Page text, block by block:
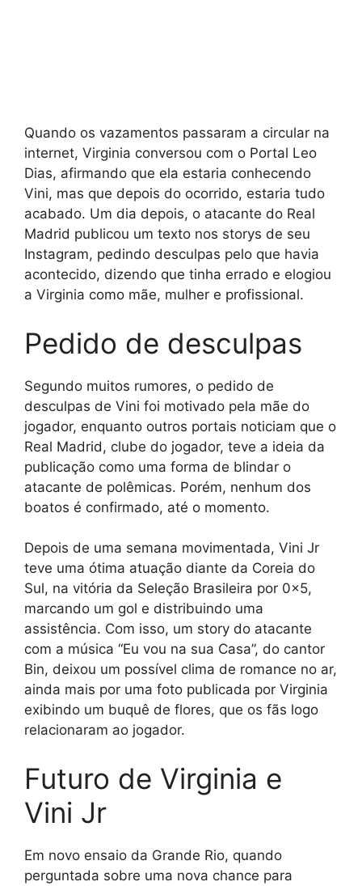
Quando os vazamentos passaram a circular na
internet, Virginia conversou com o Portal Leo
Dias, afirmando que ela estaria conhecendo
Vini, mas que depois do ocorrido, estaria tudo
acabado. Um dia depois, o atacante do Real
Madrid publicou um texto nos storys de seu
Instagram, pedindo desculpas pelo que havia
acontecido, dizendo que tinha errado e elogiou
a Virginia como mãe, mulher e profissional.
Pedido de desculpas
Segundo muitos rumores, o pedido de
desculpas de Vini foi motivado pela mãe do
jogador, enquanto outros portais noticiam que o
Real Madrid, clube do jogador, teve a ideia da
publicação como uma forma de blindar o
atacante de polêmicas. Porém, nenhum dos
boatos é confirmado, até o momento.
Depois de uma semana movimentada, Vini Jr
teve uma ótima atuação diante da Coreia do
Sul, na vitória da Seleção Brasileira por 0x5,
marcando um gol e distribuindo uma
assistência. Com isso, um story do atacante
com a música “Eu vou na sua Casa”, do cantor
Bin, deixou um possível clima de romance no ar,
ainda mais por uma foto publicada por Virginia
exibindo um buquê de flores, que os fãs logo
relacionaram ao jogador.
Futuro de Virginia e
Vini Jr
Em novo ensaio da Grande Rio, quando
perguntada sobre uma nova chance para